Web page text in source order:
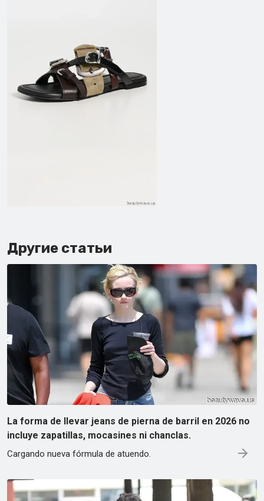
Другие статьи
La forma de llevar jeans de pierna de barril en 2026 no
incluye zapatillas, mocasines ni chanclas.
Cargando nueva fórmula de atuendo.